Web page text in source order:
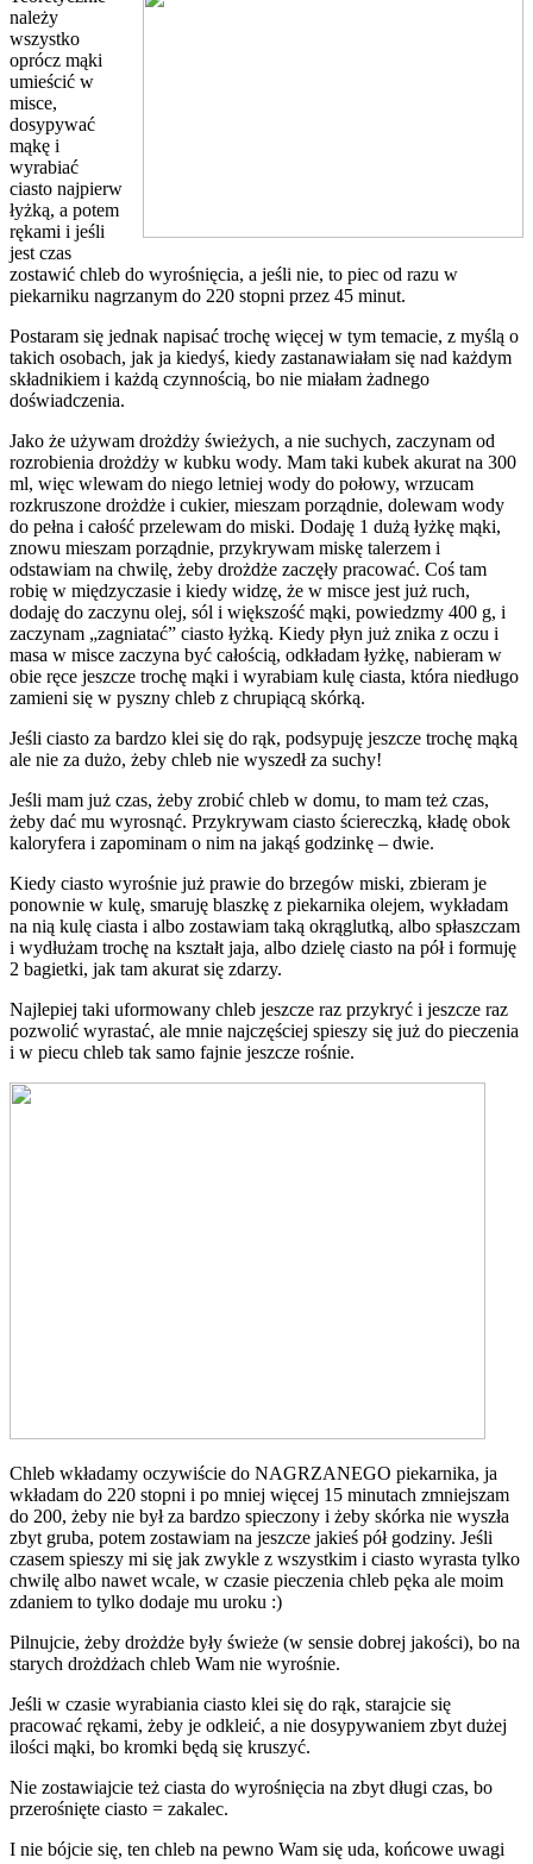
należy
wszystko
oprócz mąki
umieścić w
misce,
dosypywać
mąkę i
wyrabiać
ciasto najpierw
łyżką, a potem
rękami i jeśli
jest czas
zostawić chleb do wyrośnięcia, a jeśli nie, to piec od razu w
piekarniku nagrzanym do 220 stopni przez 45 minut.
Postaram się jednak napisać trochę więcej w tym temacie, z myślą o
takich osobach, jak ja kiedyś, kiedy zastanawiałam się nad każdym
składnikiem i każdą czynnością, bo nie miałam żadnego
doświadczenia.
Jako że używam drożdży świeżych, a nie suchych, zaczynam od
rozrobienia drożdży w kubku wody. Mam taki kubek akurat na 300
ml, więc wlewam do niego letniej wody do połowy, wrzucam
rozkruszone drożdże i cukier, mieszam porządnie, dolewam wody
do pełna i całość przelewam do miski. Dodaję 1 dużą łyżkę mąki,
znowu mieszam porządnie, przykrywam miskę talerzem i
odstawiam na chwilę, żeby drożdże zaczęły pracować. Coś tam
robię w międzyczasie i kiedy widzę, że w misce jest już ruch,
dodaję do zaczynu olej, sól i większość mąki, powiedzmy 400 g, i
zaczynam „zagniatać” ciasto łyżką. Kiedy płyn już znika z oczu i
masa w misce zaczyna być całością, odkładam łyżkę, nabieram w
obie ręce jeszcze trochę mąki i wyrabiam kulę ciasta, która niedługo
zamieni się w pyszny chleb z chrupiącą skórką.
Jeśli ciasto za bardzo klei się do rąk, podsypuję jeszcze trochę mąką
ale nie za dużo, żeby chleb nie wyszedł za suchy!
Jeśli mam już czas, żeby zrobić chleb w domu, to mam też czas,
żeby dać mu wyrosnąć. Przykrywam ciasto ściereczką, kładę obok
kaloryfera i zapominam o nim na jakąś godzinkę – dwie.
Kiedy ciasto wyrośnie już prawie do brzegów miski, zbieram je
ponownie w kulę, smaruję blaszkę z piekarnika olejem, wykładam
na nią kulę ciasta i albo zostawiam taką okrąglutką, albo spłaszczam
i wydłużam trochę na kształt jaja, albo dzielę ciasto na pół i formuję
2 bagietki, jak tam akurat się zdarzy.
Najlepiej taki uformowany chleb jeszcze raz przykryć i jeszcze raz
pozwolić wyrastać, ale mnie najczęściej spieszy się już do pieczenia
i w piecu chleb tak samo fajnie jeszcze rośnie.
Chleb wkładamy oczywiście do NAGRZANEGO piekarnika, ja
wkładam do 220 stopni i po mniej więcej 15 minutach zmniejszam
do 200, żeby nie był za bardzo spieczony i żeby skórka nie wyszła
zbyt gruba, potem zostawiam na jeszcze jakieś pół godziny. Jeśli
czasem spieszy mi się jak zwykle z wszystkim i ciasto wyrasta tylko
chwilę albo nawet wcale, w czasie pieczenia chleb pęka ale moim
zdaniem to tylko dodaje mu uroku :)
Pilnujcie, żeby drożdże były świeże (w sensie dobrej jakości), bo na
starych drożdżach chleb Wam nie wyrośnie.
Jeśli w czasie wyrabiania ciasto klei się do rąk, starajcie się
pracować rękami, żeby je odkleić, a nie dosypywaniem zbyt dużej
ilości mąki, bo kromki będą się kruszyć.
Nie zostawiajcie też ciasta do wyrośnięcia na zbyt długi czas, bo
przerośnięte ciasto = zakalec.
I nie bójcie się, ten chleb na pewno Wam się uda, końcowe uwagi